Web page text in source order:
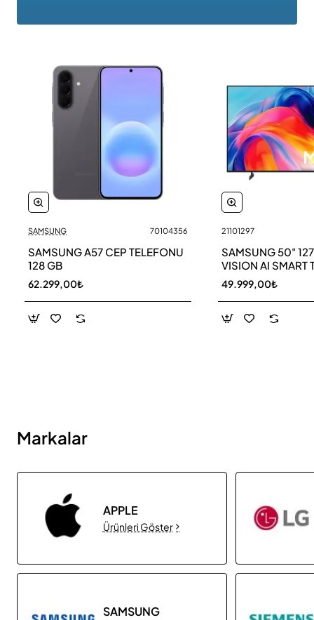
Yeni
SAMSUNG 70104356
SAMSUNG A57 CEP TELEFONU
128 GB
62.299,00₺
21101297
SAMSUNG 50"
VISION AI SMART
UE50M70HAU
49.999,00₺
Markalar
APPLE
Ürünleri Göster
SAMSUNG